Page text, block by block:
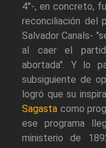
4°-, en concreto,
reconciliación del
Salvador Canals-
al caer el
abortada". Y lo
subsiguiente de
logró que su
Sagasta como
ese programa
ministerio de